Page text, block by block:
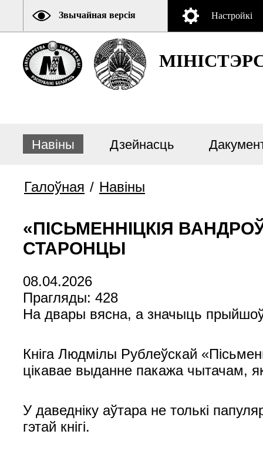
Звычайная версія Настройкі
Навiны Дзейнасць
Галоўная / Навiны
«ПІСЬМЕННІЦКІЯ
СТАРОНЦЫ
08.04.2026
Прагляды: 428
На двары вясна, а значыць
Кніга Людмілы Рублеўскай
цікавае выданне пакажа чытачам,
У даведніку аўтара не толькі
гэтай кнігі.